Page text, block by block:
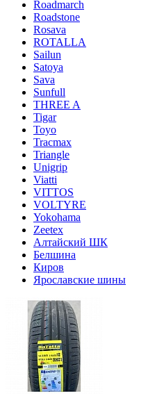
Roadmarch
Roadstone
Rosava
ROTALLA
Sailun
Satoya
Sava
Sunfull
THREE A
Tigar
Toyo
Tracmax
Triangle
Unigrip
Viatti
VITTOS
VOLTYRE
Yokohama
Zeetex
Алтайский ШК
Белшина
Киров
Ярославские шины